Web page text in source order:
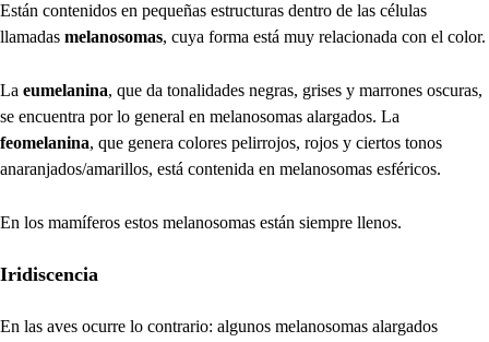
Están contenidos en pequeñas estructuras dentro de las células
llamadas melanosomas, cuya forma está muy relacionada con el color.
La eumelanina, que da tonalidades negras, grises y marrones oscuras,
se encuentra por lo general en melanosomas alargados. La
feomelanina, que genera colores pelirrojos, rojos y ciertos tonos
anaranjados/amarillos, está contenida en melanosomas esféricos.
En los mamíferos estos melanosomas están siempre llenos.
Iridiscencia
En las aves ocurre lo contrario: algunos melanosomas alargados